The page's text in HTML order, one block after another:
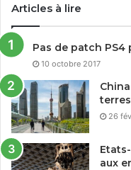
Articles à lire
Pas de patch
10 octobre 2017
26
aux